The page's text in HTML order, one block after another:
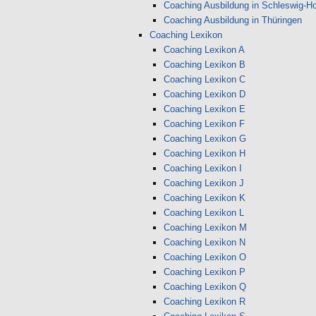
Coaching Ausbildung in Schleswig-
Coaching Ausbildung in Thüringen
Coaching Lexikon
Coaching Lexikon A
Coaching Lexikon B
Coaching Lexikon C
Coaching Lexikon D
Coaching Lexikon E
Coaching Lexikon F
Coaching Lexikon G
Coaching Lexikon H
Coaching Lexikon I
Coaching Lexikon J
Coaching Lexikon K
Coaching Lexikon L
Coaching Lexikon M
Coaching Lexikon N
Coaching Lexikon O
Coaching Lexikon P
Coaching Lexikon Q
Coaching Lexikon R